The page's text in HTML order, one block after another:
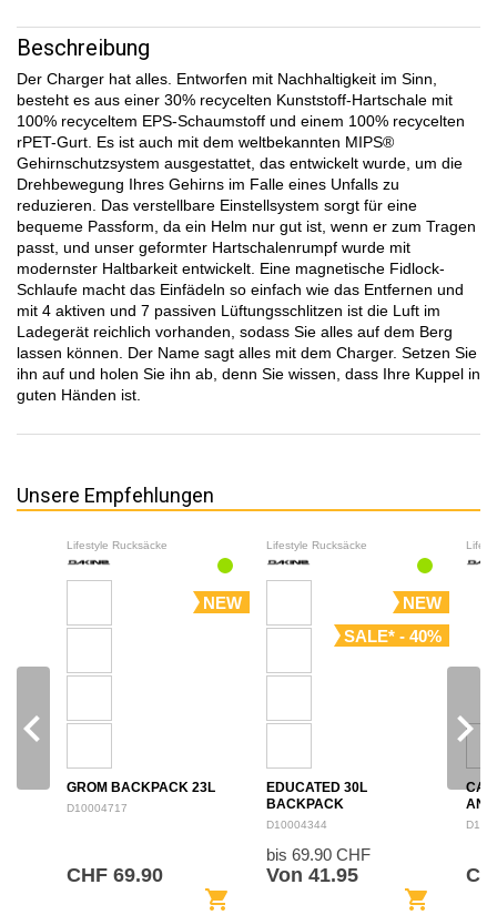
Beschreibung
Der Charger hat alles. Entworfen mit Nachhaltigkeit im Sinn,
besteht es aus einer 30% recycelten Kunststoff-Hartschale mit
100% recyceltem EPS-Schaumstoff und einem 100% recycelten
rPET-Gurt. Es ist auch mit dem weltbekannten MIPS®
Gehirnschutzsystem ausgestattet, das entwickelt wurde, um die
Drehbewegung Ihres Gehirns im Falle eines Unfalls zu
reduzieren. Das verstellbare Einstellsystem sorgt für eine
bequeme Passform, da ein Helm nur gut ist, wenn er zum Tragen
passt, und unser geformter Hartschalenrumpf wurde mit
modernster Haltbarkeit entwickelt. Eine magnetische Fidlock-
Schlaufe macht das Einfädeln so einfach wie das Entfernen und
mit 4 aktiven und 7 passiven Lüftungsschlitzen ist die Luft im
Ladegerät reichlich vorhanden, sodass Sie alles auf dem Berg
lassen können. Der Name sagt alles mit dem Charger. Setzen Sie
ihn auf und holen Sie ihn ab, denn Sie wissen, dass Ihre Kuppel in
guten Händen ist.
Unsere Empfehlungen
Lifestyle Rucksäcke
NEW
GROM BACKPACK 23L
D10004717
CHF 69.90
shopping_cart
Lifestyle Rucksäcke
NEW
SALE* - 40%
EDUCATED 30L
BACKPACK
D10004344
bis 69.90 CHF
Von 41.95
shopping_cart
navigate_before navigate_next